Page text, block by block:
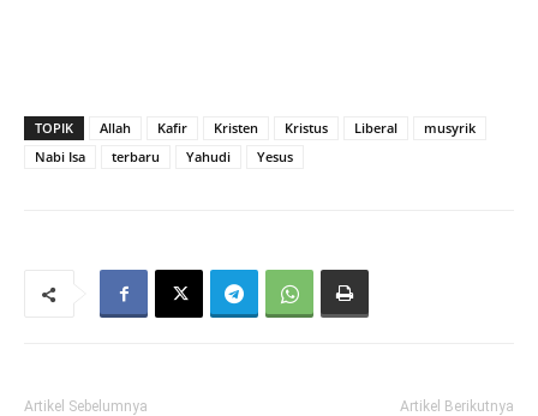
TOPIK Allah Kafir Kristen Kristus Liberal
musyrik
Nabi Isa
terbaru Yahudi Yesus
Artikel Sebelumnya Artikel Berikutnya